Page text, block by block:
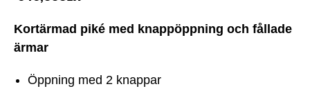
Kortärmad piké med knappöppning och fållade
ärmar
Öppning med 2 knappar